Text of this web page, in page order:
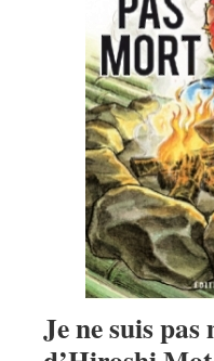
Je ne suis